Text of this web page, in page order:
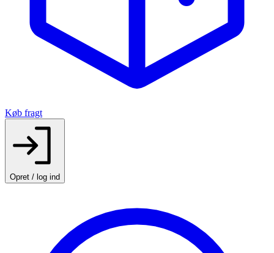
Køb fragt
Opret / log ind